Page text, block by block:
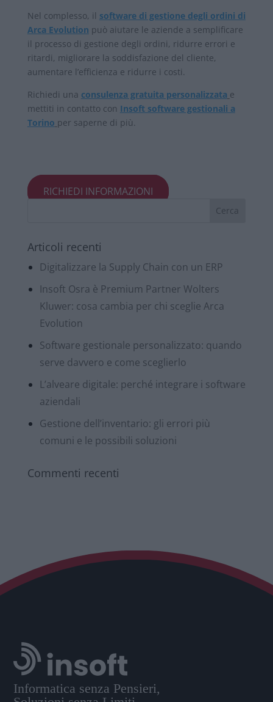
Nel complesso, il software di gestione degli ordini di
Arca Evolution può aiutare le aziende a semplificare
il processo di gestione degli ordini, ridurre errori e
ritardi, migliorare la soddisfazione del cliente,
aumentare l’efficienza e ridurre i costi.
Richiedi una consulenza gratuita personalizzata e
mettiti in contatto con Insoft software gestionali a
Torino per saperne di più.
RICHIEDI INFORMAZIONI
Articoli recenti
Digitalizzare la Supply Chain con un ERP
Insoft Osra è Premium Partner Wolters
Kluwer: cosa cambia per chi sceglie Arca
Evolution
Software gestionale personalizzato: quando
serve davvero e come sceglierlo
L’alveare digitale: perché integrare i software
aziendali
Gestione dell’inventario: gli errori più
comuni e le possibili soluzioni
Commenti recenti
Informatica senza Pensieri,